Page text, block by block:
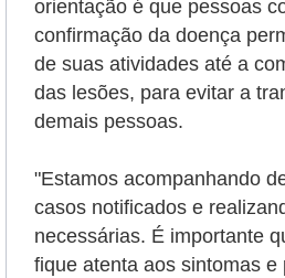
orientação é que pessoas
confirmação da doença
de suas atividades até a
das lesões, para evitar a
demais pessoas.
"Estamos acompanhando
casos notificados e
necessárias. É importante
fique atenta aos sintomas e